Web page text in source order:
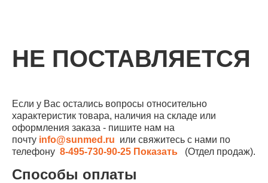
НЕ ПОСТАВЛЯЕТСЯ
Если у Вас остались вопросы относительно
характеристик товара, наличия на складе или
оформления заказа - пишите нам на
почту info@sunmed.ru или свяжитесь с нами по
телефону 8-495-730-90-25 Показать (Отдел продаж).
Способы оплаты